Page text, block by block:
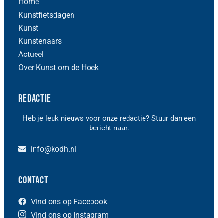
Kunstfietsdagen
Kunst
Kunstenaars
Actueel
Over Kunst om de Hoek
Redactie
Heb je leuk nieuws voor onze redactie? Stuur dan een
bericht naar:
info@kodh.nl
Contact
Vind ons op Facebook
Vind ons op Instagram